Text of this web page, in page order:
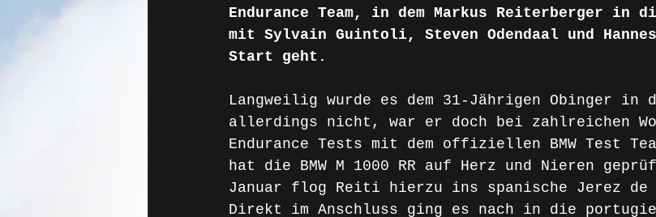
Endurance Team, in dem Markus Reiterberger in
mit Sylvain Guintoli, Steven Odendaal und Hannes
Start geht.
Langweilig wurde es dem 31-Jährigen Obinger in
allerdings nicht, war er doch bei zahlreichen
Endurance Tests mit dem offiziellen BMW Test
hat die BMW M 1000 RR auf Herz und Nieren
Januar flog Reiti hierzu ins spanische Jerez
Direkt im Anschluss ging es nach in die